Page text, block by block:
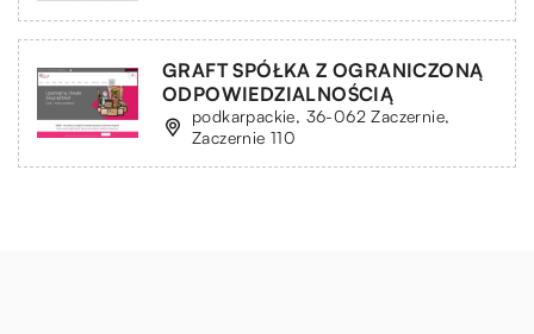
GRAFT SPÓŁKA Z OGRANICZONĄ
ODPOWIEDZIALNOŚCIĄ
podkarpackie, 36-062 Zaczernie,
Zaczernie 110